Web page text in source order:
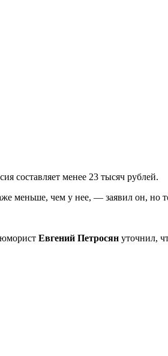
составляет менее 23 тысяч рублей.
меньше, чем у нее, — заявил он, но
юморист Евгений Петросян уточнил,